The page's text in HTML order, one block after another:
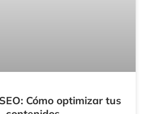
Cómo optimizar tus